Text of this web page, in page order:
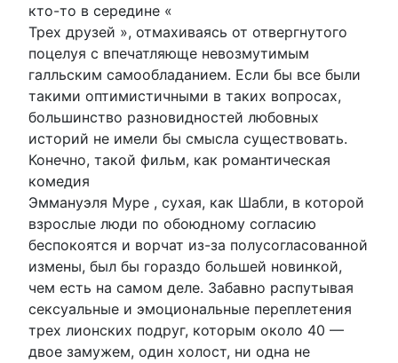
кто-то в середине «
Трех друзей », отмахиваясь от отвергнутого
поцелуя с впечатляюще невозмутимым
галльским самообладанием. Если бы все были
такими оптимистичными в таких вопросах,
большинство разновидностей любовных
историй не имели бы смысла существовать.
Конечно, такой фильм, как романтическая
комедия
Эммануэля Муре , сухая, как Шабли, в которой
взрослые люди по обоюдному согласию
беспокоятся и ворчат из-за полусогласованной
измены, был бы гораздо большей новинкой,
чем есть на самом деле. Забавно распутывая
сексуальные и эмоциональные переплетения
трех лионских подруг, которым около 40 —
двое замужем, один холост, ни одна не